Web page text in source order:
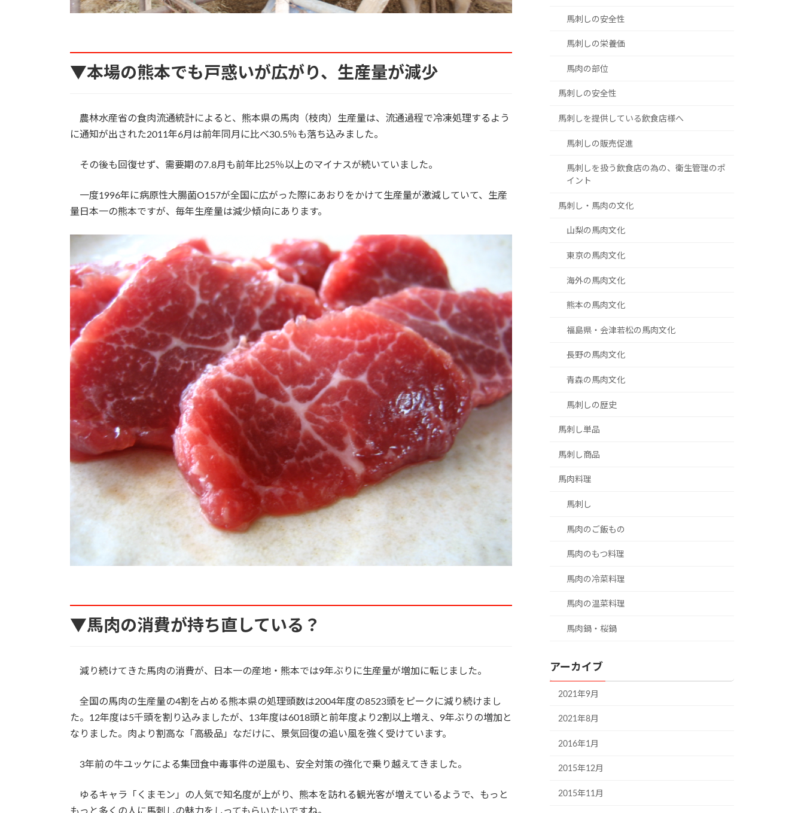
▼本場の熊本でも戸惑いが広がり、生産量が減少
農林水産省の食肉流通統計によると、熊本県の馬肉（枝肉）生産量は、流通過程で冷凍処理するよう
に通知が出された2011年6月は前年同月に比べ30.5％も落ち込みました。
その後も回復せず、需要期の7.8月も前年比25％以上のマイナスが続いていました。
一度1996年に病原性大腸菌O157が全国に広がった際にあおりをかけて生産量が激減していて、生産
量日本一の熊本ですが、毎年生産量は減少傾向にあります。
▼馬肉の消費が持ち直している？
減り続けてきた馬肉の消費が、日本一の産地・熊本では9年ぶりに生産量が増加に転じました。
全国の馬肉の生産量の4割を占める熊本県の処理頭数は2004年度の8523頭をピークに減り続けまし
た。12年度は5千頭を割り込みましたが、13年度は6018頭と前年度より2割以上増え、9年ぶりの増加と
なりました。肉より割高な「高級品」なだけに、景気回復の追い風を強く受けています。
3年前の牛ユッケによる集団食中毒事件の逆風も、安全対策の強化で乗り越えてきました。
ゆるキャラ「くまモン」の人気で知名度が上がり、熊本を訪れる観光客が増えているようで、もっと
馬刺しの安全性
馬刺しの栄養価
馬肉の部位
馬刺しの安全性
馬刺しを提供している飲食店様へ
馬刺しの販売促進
馬刺しを扱う飲食店の為の、衛生管理のポ
イント
馬刺し・馬肉の文化
山梨の馬肉文化
東京の馬肉文化
海外の馬肉文化
熊本の馬肉文化
福島県・会津若松の馬肉文化
長野の馬肉文化
青森の馬肉文化
馬刺しの歴史
馬刺し単品
馬刺し商品
馬肉料理
馬刺し
馬肉のご飯もの
馬肉のもつ料理
馬肉の冷菜料理
馬肉の温菜料理
馬肉鍋・桜鍋
アーカイブ
2021年9月
2021年8月
2016年1月
2015年12月
2015年11月